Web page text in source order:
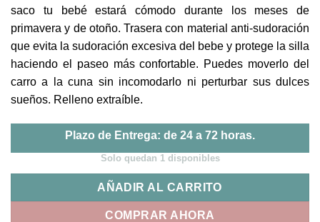
saco tu bebé estará cómodo durante los meses de
primavera y de otoño. Trasera con material anti-sudoración
que evita la sudoración excesiva del bebe y protege la silla
haciendo el paseo más confortable. Puedes moverlo del
carro a la cuna sin incomodarlo ni perturbar sus dulces
sueños. Relleno extraíble.
Plazo de Entrega: de 24 a 72 horas.
Solo quedan 1 disponibles
AÑADIR AL CARRITO
COMPRAR AHORA